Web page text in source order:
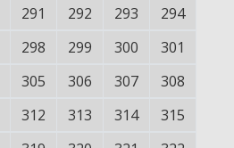
291 292 293
294
298 299 300
301
305 306 307
308
312 313 314
315